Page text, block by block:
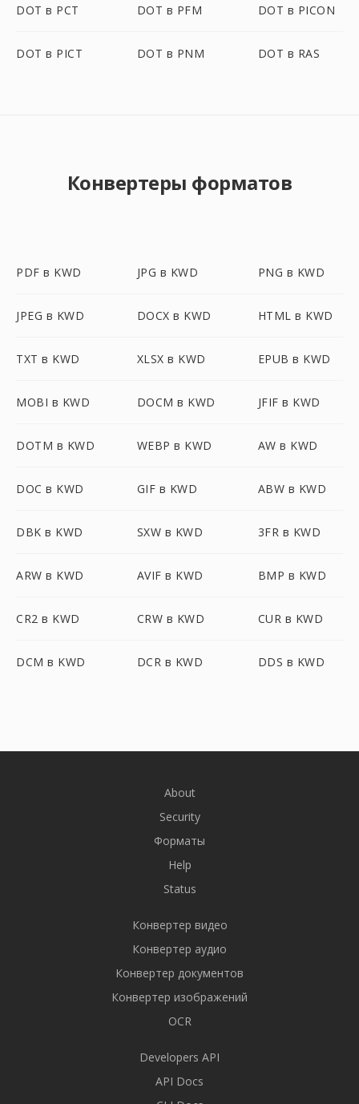
DOT в PCT DOT в PFM DOT в PICON
DOT в PICT DOT в PNM DOT в RAS
Конвертеры форматов
PDF в KWD JPG в KWD PNG в KWD
JPEG в KWD DOCX в KWD HTML в KWD
TXT в KWD XLSX в KWD EPUB в KWD
MOBI в KWD DOCM в KWD JFIF в KWD
DOTM в KWD WEBP в KWD AW в KWD
DOC в KWD GIF в KWD ABW в KWD
DBK в KWD SXW в KWD 3FR в KWD
ARW в KWD AVIF в KWD BMP в KWD
CR2 в KWD CRW в KWD CUR в KWD
DCM в KWD DCR в KWD DDS в KWD
About
Security
Форматы
Help
Status
Конвертер видео
Конвертер аудио
Конвертер документов
Конвертер изображений
OCR
Developers API
API Docs